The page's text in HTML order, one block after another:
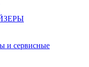
и сервисные